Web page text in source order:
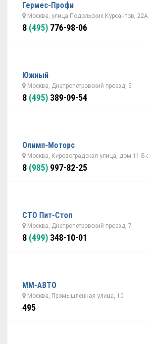
Гермес-Профи
Москва, улица Подольских Курсантов,
8 (495) 776-98-06
Южный
Москва, Днепропетровский проезд, 5
8 (495) 389-09-54
Олимп-Моторс
Москва, Кировоградская улица, дом 11 Б
8 (985) 997-82-25
СТО Пит-Стоп
Москва, Днепропетровский проезд, 7
8 (499) 348-10-01
ММ-АВТО
Москва, Промышленная улица, 10
495